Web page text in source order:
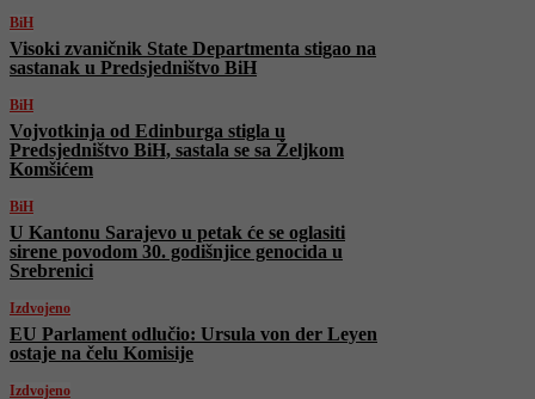
BiH
Visoki zvaničnik State Departmenta stigao na
sastanak u Predsjedništvo BiH
BiH
Vojvotkinja od Edinburga stigla u
Predsjedništvo BiH, sastala se sa Željkom
Komšićem
BiH
U Kantonu Sarajevo u petak će se oglasiti
sirene povodom 30. godišnjice genocida u
Srebrenici
Izdvojeno
EU Parlament odlučio: Ursula von der Leyen
ostaje na čelu Komisije
Izdvojeno